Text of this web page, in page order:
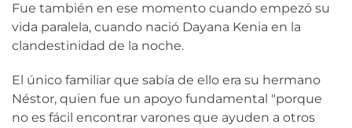
Fue también en ese momento cuando empezó su
vida paralela, cuando nació Dayana Kenia en la
clandestinidad de la noche.
El único familiar que sabía de ello era su hermano
Néstor, quien fue un apoyo fundamental "porque
no es fácil encontrar varones que ayuden a otros